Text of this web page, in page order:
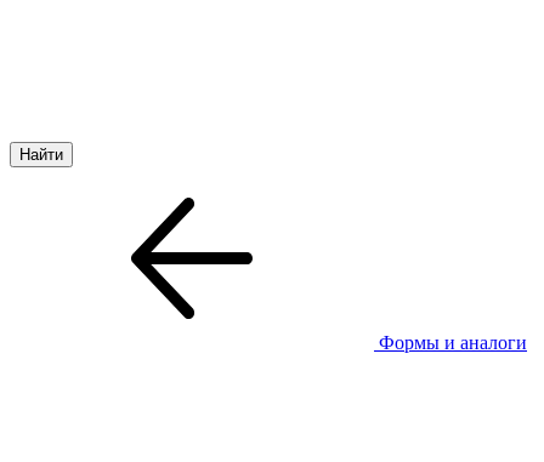
Формы и аналоги